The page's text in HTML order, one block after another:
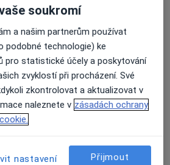
se otevře v nové záložce
kalendář není aktivní
udělat?
návštěvy)
přijímá pacienty na pojišťovnu
soukromí
a našim partnerům používat
podobné technologie) ke
pro statistické účely a poskytování
zvyklostí při procházení. Své
zkontrolovat a aktualizovat v
naleznete v zásadách ochrany
nastavení Přijmout